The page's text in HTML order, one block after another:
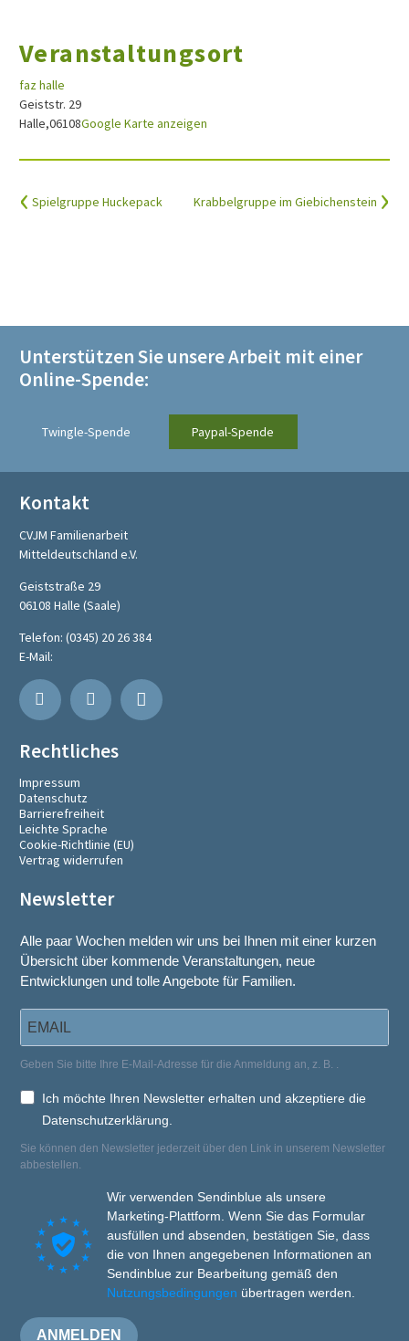
Veranstaltungsort
faz halle
Geiststr. 29
Halle,06108Google Karte anzeigen
Spielgruppe Huckepack Krabbelgruppe im Giebichenstein
Unterstützen Sie unsere Arbeit mit einer
Online-Spende:
Twingle-Spende Paypal-Spende
Kontakt
CVJM Familienarbeit
Mitteldeutschland e.V.
Geiststraße 29
06108 Halle (Saale)
Telefon: (0345) 20 26 384
E-Mail:
Rechtliches
Impressum
Datenschutz
Barrierefreiheit
Leichte Sprache
Cookie-Richtlinie (EU)
Vertrag widerrufen
Newsletter
Alle paar Wochen melden wir uns bei Ihnen mit einer kurzen
Übersicht über kommende Veranstaltungen, neue
Entwicklungen und tolle Angebote für Familien.
Geben Sie bitte Ihre E-Mail-Adresse für die Anmeldung an, z. B. .
Ich möchte Ihren Newsletter erhalten und akzeptiere die
Datenschutzerklärung.
Sie können den Newsletter jederzeit über den Link in unserem Newsletter
abbestellen.
Wir verwenden Sendinblue als unsere
Marketing-Plattform. Wenn Sie das Formular
ausfüllen und absenden, bestätigen Sie, dass
die von Ihnen angegebenen Informationen an
Sendinblue zur Bearbeitung gemäß den
Nutzungsbedingungen übertragen werden.
ANMELDEN